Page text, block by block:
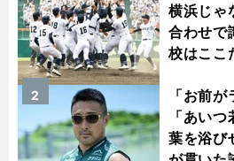
横浜じゃ
合わせで
校はここ
「お前
「あい
葉を浴び
2